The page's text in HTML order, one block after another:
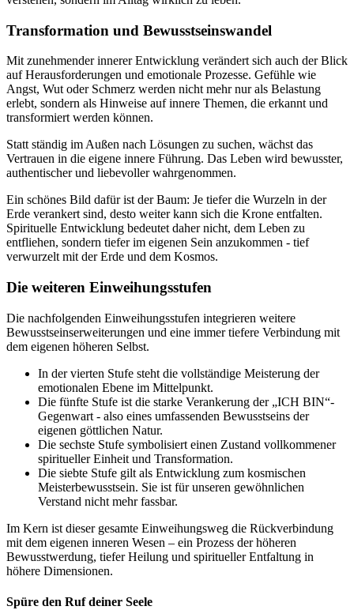
Transformation und Bewusstseinswandel
Mit zunehmender innerer Entwicklung verändert sich auch der Blick
auf Herausforderungen und emotionale Prozesse. Gefühle wie
Angst, Wut oder Schmerz werden nicht mehr nur als Belastung
erlebt, sondern als Hinweise auf innere Themen, die erkannt und
transformiert werden können.
Statt ständig im Außen nach Lösungen zu suchen, wächst das
Vertrauen in die eigene innere Führung. Das Leben wird bewusster,
authentischer und liebevoller wahrgenommen.
Ein schönes Bild dafür ist der Baum: Je tiefer die Wurzeln in der
Erde verankert sind, desto weiter kann sich die Krone entfalten.
Spirituelle Entwicklung bedeutet daher nicht, dem Leben zu
entfliehen, sondern tiefer im eigenen Sein anzukommen - tief
verwurzelt mit der Erde und dem Kosmos.
Die weiteren Einweihungsstufen
Die nachfolgenden Einweihungsstufen integrieren weitere
Bewusstseinserweiterungen und eine immer tiefere Verbindung mit
dem eigenen höheren Selbst.
In der vierten Stufe steht die vollständige Meisterung der
emotionalen Ebene im Mittelpunkt.
Die fünfte Stufe ist die starke Verankerung der „ICH BIN“-
Gegenwart - also eines umfassenden Bewusstseins der
eigenen göttlichen Natur.
Die sechste Stufe symbolisiert einen Zustand vollkommener
spiritueller Einheit und Transformation.
Die siebte Stufe gilt als Entwicklung zum kosmischen
Meisterbewusstsein. Sie ist für unseren gewöhnlichen
Verstand nicht mehr fassbar.
Im Kern ist dieser gesamte Einweihungsweg die Rückverbindung
mit dem eigenen inneren Wesen – ein Prozess der höheren
Bewusstwerdung, tiefer Heilung und spiritueller Entfaltung in
höhere Dimensionen.
Spüre den Ruf deiner Seele